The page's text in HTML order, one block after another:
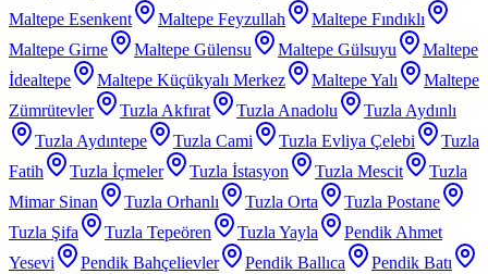
Maltepe Esenkent
Maltepe Feyzullah
Maltepe Fındıklı
Maltepe Girne
Maltepe Gülensu Maltepe Gülsuyu
Maltepe
İdealtepe
Maltepe Küçükyalı Merkez Maltepe Yalı
Maltepe
Zümrütevler
Tuzla Akfırat Tuzla Anadolu
Tuzla Aydınlı
Tuzla Aydıntepe
Tuzla Cami Tuzla Evliya Çelebi
Tuzla
Fatih
Tuzla İçmeler Tuzla İstasyon Tuzla Mescit
Tuzla
Mimar Sinan
Tuzla Orhanlı Tuzla Orta
Tuzla Postane
Tuzla Şifa
Tuzla Tepeören Tuzla Yayla
Pendik Ahmet
Yesevi
Pendik Bahçelievler Pendik Ballıca
Pendik Batı